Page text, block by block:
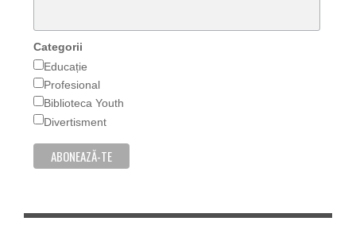
Categorii
Educație
Profesional
Biblioteca Youth
Divertisment